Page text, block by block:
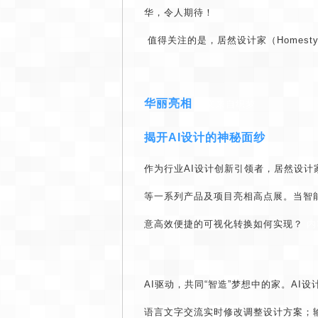
华，令人期待！
值得关注的是，居然设计家（
华丽亮相
揭开AI设计的神秘面纱
作为行业AI设计创新引领者，居然设
等一系列产品及项目亮相高点展。当
意高效便捷的可视化转换如何实现？
AI驱动，共同“智造”梦想中的家。AI
语言文字交流实时修改调整设计方案